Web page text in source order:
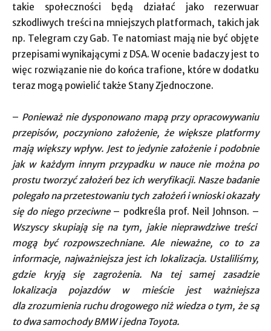
takie społeczności będą działać jako rezerwuar
szkodliwych treści na mniejszych platformach, takich jak
np. Telegram czy Gab. Te natomiast mają nie być objęte
przepisami wynikającymi z DSA. W ocenie badaczy jest to
więc rozwiązanie nie do końca trafione, które w dodatku
teraz mogą powielić także Stany Zjednoczone.
– Ponieważ nie dysponowano mapą przy opracowywaniu
przepisów, poczyniono założenie, że większe platformy
mają większy wpływ. Jest to jedynie założenie i podobnie
jak w każdym innym przypadku w nauce nie można po
prostu tworzyć założeń bez ich weryfikacji. Nasze badanie
polegało na przetestowaniu tych założeń i wnioski okazały
się do niego przeciwne– podkreśla prof. Neil Johnson. –
Wszyscy skupiają się na tym, jakie nieprawdziwe treści
mogą być rozpowszechniane. Ale nieważne, co to za
informacje, najważniejsza jest ich lokalizacja. Ustaliliśmy,
gdzie kryją się zagrożenia. Na tej samej zasadzie
lokalizacja pojazdów w mieście jest ważniejsza
dla zrozumienia ruchu drogowego niż wiedza o tym, że są
to dwa samochody BMW i jedna Toyota.